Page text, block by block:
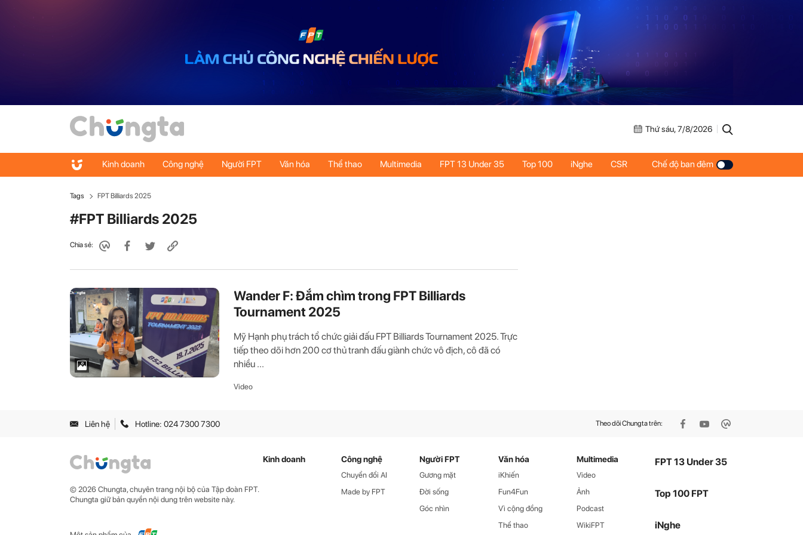
Thứ sáu, 7/8/2026
Kinh doanh Công nghệ Người FPT Văn hóa Thể thao Multimedia FPT 13 Under 35 Top 100 iNghe CSR Chế độ ban đêm
Tags FPT Billiards 2025
#FPT Billiards 2025
Chia sẻ:
Wander F: Đắm chìm trong FPT Billiards
Tournament 2025
Mỹ Hạnh phụ trách tổ chức giải đấu FPT Billiards Tournament 2025. Trực
tiếp theo dõi hơn 200 cơ thủ tranh đấu giành chức vô địch, cô đã có
nhiều ...
Video
Liên hệ Hotline: 024 7300 7300 Theo dõi Chungta trên:
© 2026 Chungta, chuyên trang nội bộ của Tập đoàn FPT.
Chungta giữ bản quyền nội dung trên website này.
Kinh doanh Công nghệ
Chuyển đổi AI
Made by FPT
Người FPT
Gương mặt
Đời sống
Góc nhìn
Văn hóa
iKhiến
Fun4Fun
Vì cộng đồng
Thể thao
Multimedia
Video
Ảnh
Podcast
WikiFPT
FPT 13 Under 35
Top 100 FPT
iNghe